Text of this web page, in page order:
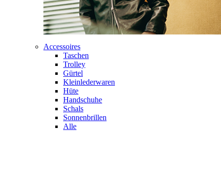
Accessoires
Taschen
Trolley
Gürtel
Kleinlederwaren
Hüte
Handschuhe
Schals
Sonnenbrillen
Alle